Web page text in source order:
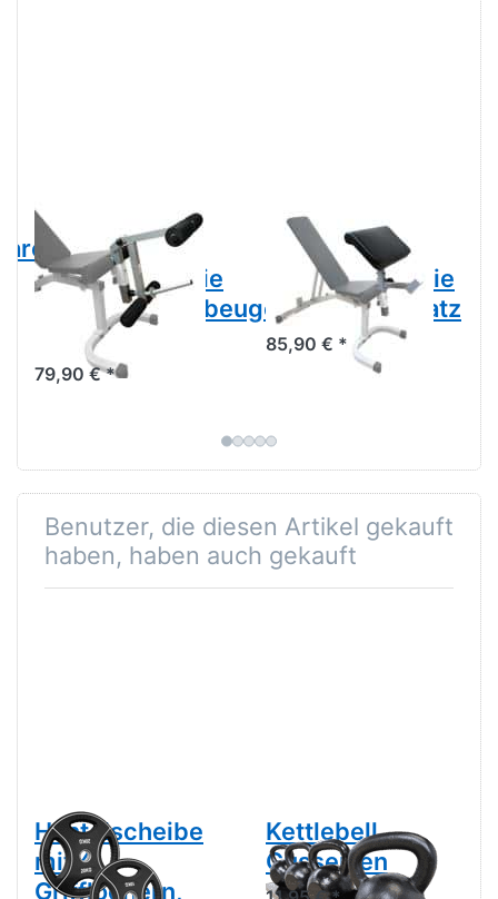
BODY-SOLID
PLDA-11X
Powerline-Serie
Beinstrecker-/beuger-
Aufsatz
79,90 € *
BODY-SOLID
PPCA-11X
Powerline-Serie
Curlpult-Aufsatz
85,90 € *
Benutzer, die diesen Artikel gekauft
haben, haben auch gekauft
Hantelscheibe
mit 4
Grifflöchern,
Kettlebell,
Gusseisen